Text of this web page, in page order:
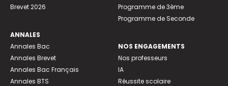
Brevet 2026
ANNALES
Annales Bac
Annales Brevet
Annales Bac Français
Annales BTS
Programme de 3ème
Programme de Seconde
NOS ENGAGEMENTS
Nos professeurs
IA
Réussite scolaire